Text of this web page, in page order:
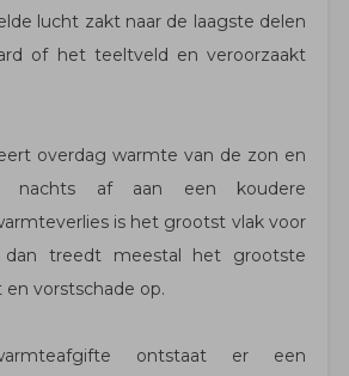
lucht zakt naar de laagste delen
of het teeltveld en veroorzaakt
overdag warmte van de zon en
af aan een koudere
is het grootst vlak voor
dan treedt meestal het grootste
vorstschade op.
ontstaat er een